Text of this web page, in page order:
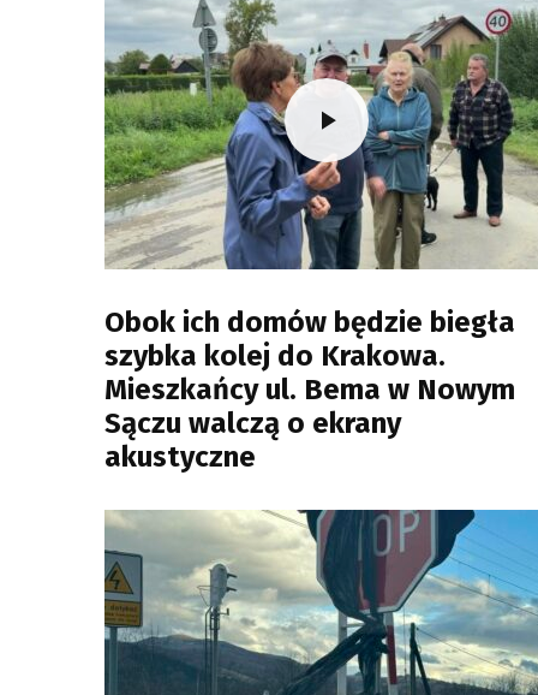
Obok ich domów będzie biegła
szybka kolej do Krakowa.
Mieszkańcy ul. Bema w Nowym
Sączu walczą o ekrany
akustyczne